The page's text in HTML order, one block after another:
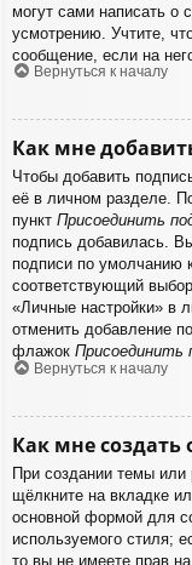
могут сами написать о
усмотрению. Учтите,
сообщение, если на
Вернуться к началу
Как мне
Чтобы добавить
её в личном разделе.
пункт Присоединить
подпись добавилась.
подписи по умолчанию
соответствующий
«Личные настройки» в
отменить добавление
флажок Присоединить
Вернуться к началу
Как мне создать
При создании темы или
щёлкните на вкладке
основной формой для
используемого стиля;
то вы не имеете прав